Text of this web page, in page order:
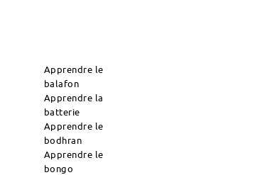
Apprendre le
balafon
Apprendre la
batterie
Apprendre le
bodhran
Apprendre le
bongo